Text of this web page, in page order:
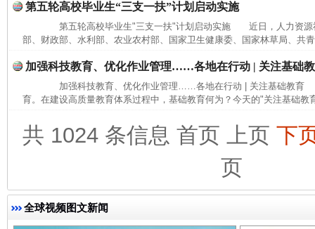
第五轮高校毕业生“三支一扶”计划启动实施
第五轮高校毕业生"三支一扶"计划启动实施 近日，人力资源
部、财政部、水利部、农业农村部、国家卫生健康委、国家林草局、共
加强科技教育、优化作业管理……各地在行动 | 关注基础
加强科技教育、优化作业管理……各地在行动 | 关注基础教育
育。在建设高质量教育体系过程中，基础教育何为？今天的"关注基础教
共 1024 条信息 首页 上页 下
页
全球视频图文新闻
完善运行机制助力责任有效落实 一纸欠
东山县通报“牛蛙产品抗生素超标问题”